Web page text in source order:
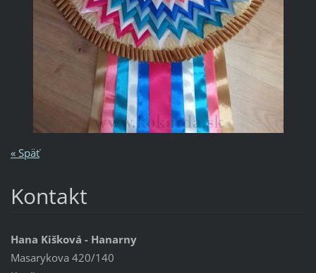
« Späť
Kontakt
Hana Kišková - Hanarny
Masarykova 420/140